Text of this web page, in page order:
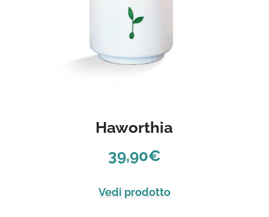
Haworthia
39,90€
Vedi prodotto